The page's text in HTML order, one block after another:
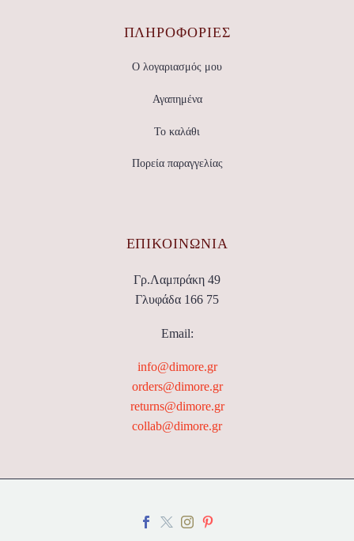
ΠΛΗΡΟΦΟΡΙΕΣ
Ο λογαριασμός μου
Αγαπημένα
Το καλάθι
Πορεία παραγγελίας
ΕΠΙΚΟΙΝΩΝΊΑ
Γρ.Λαμπράκη 49
Γλυφάδα 166 75
Email:
info@dimore.gr
orders@dimore.gr
returns@dimore.gr
collab@dimore.gr